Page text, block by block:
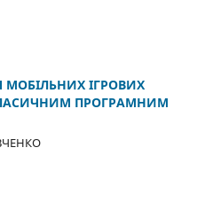
МОБІЛЬНИХ ІГРОВИХ
ПРОГРАМНИМ